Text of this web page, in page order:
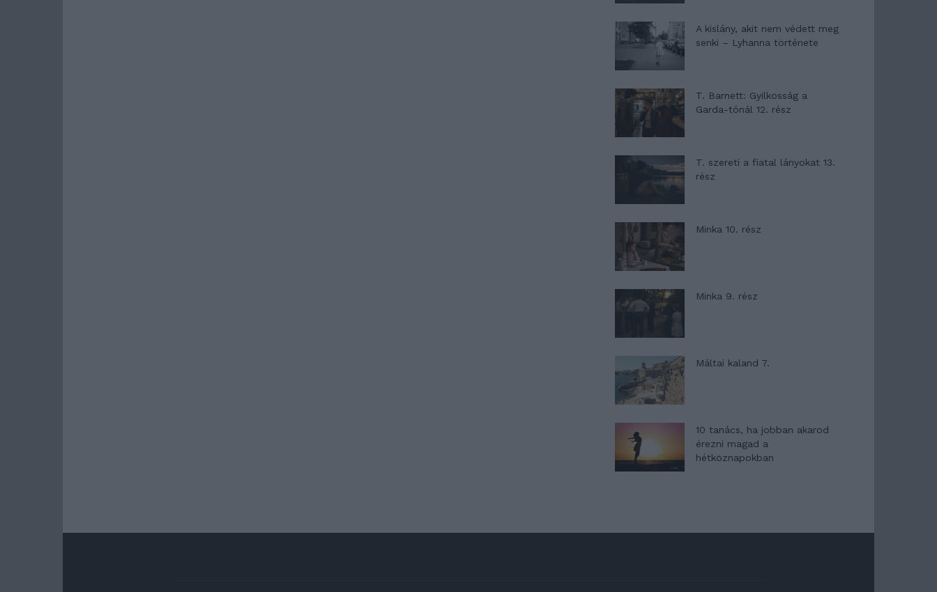
A kislány, akit nem védett meg
senki – Lyhanna története
T. Barnett: Gyilkosság a
Garda-tónál 12. rész
T. szereti a fiatal lányokat 13.
rész
Minka 10. rész
Minka 9. rész
Máltai kaland 7.
10 tanács, ha jobban akarod
érezni magad a
hétköznapokban